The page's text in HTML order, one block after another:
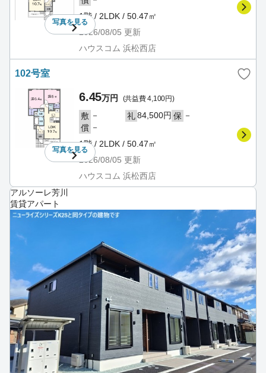
写真を見る
1階 / 2LDK / 50.47㎡
2026/08/05 更新
ハウスコム 浜松西店
102号室
写真を見る
6.45万円 (共益費 4,100円)
敷 － 礼84,500円 保 －
償 －
1階 / 2LDK / 50.47㎡
2026/08/05 更新
ハウスコム 浜松西店
アルソーレ芳川
賃貸アパート